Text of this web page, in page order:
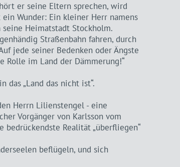
er seine Eltern sprechen, wird
Wunder: Ein kleiner Herr namens
Heimatstadt Stockholm.
Straßenbahn fahren, durch
jede seiner Bedenken oder Ängste
im Land der Dämmerung!“
das „Land das nicht ist“.
Herrn Lilienstengel - eine
Vorgänger von Karlsson vom
Realität „überfliegen“
beflügeln, und sich